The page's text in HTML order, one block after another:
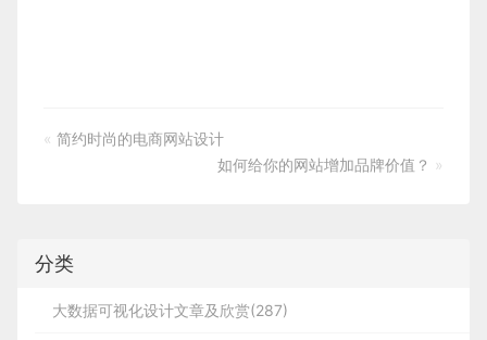
« 简约时尚的电商网站设计
如何给你的网站增加品牌价值？ »
分类
大数据可视化设计文章及欣赏(287)